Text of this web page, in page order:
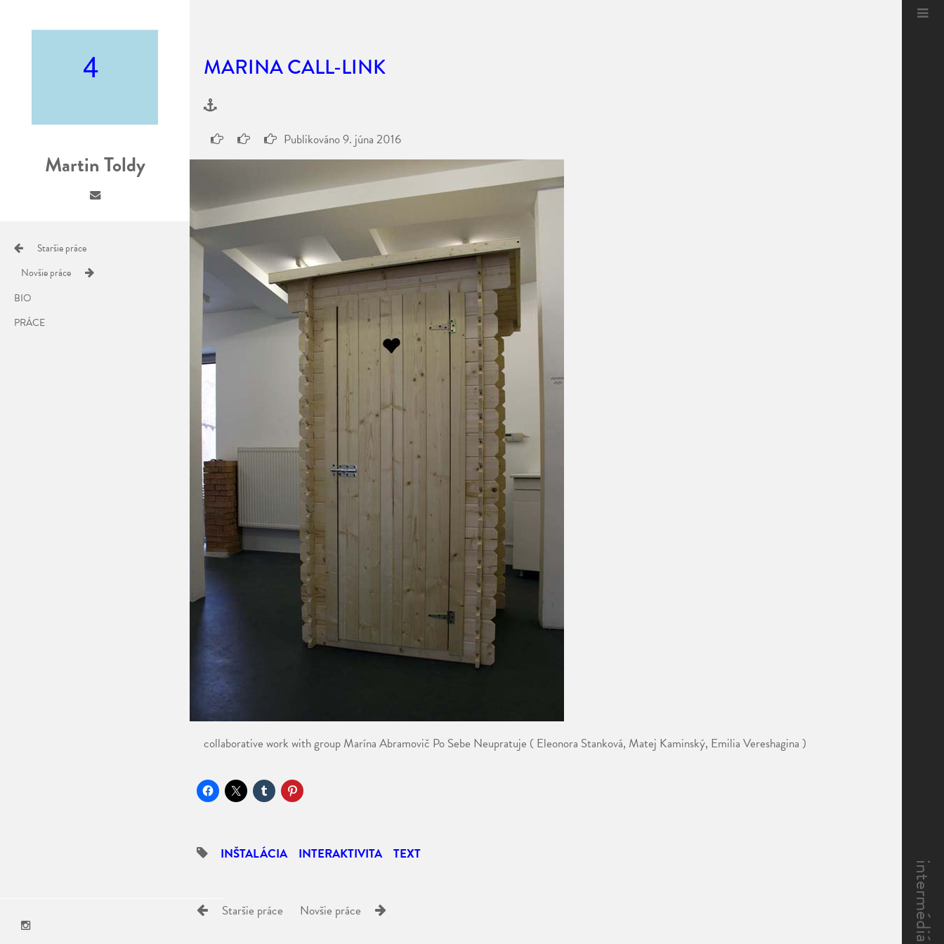
intermédiá
Martin Toldy
Staršie práce
Novšie práce
BIO
PRÁCE
MARINA CALL-LINK
Publikováno9. júna 2016
collaborative work with group Marína Abramovič Po Sebe Neupratuje ( Eleonora Stanková, Matej Kaminský, Emilia Vereshagina )
INŠTALÁCIA INTERAKTIVITA TEXT
Staršie práce Novšie práce